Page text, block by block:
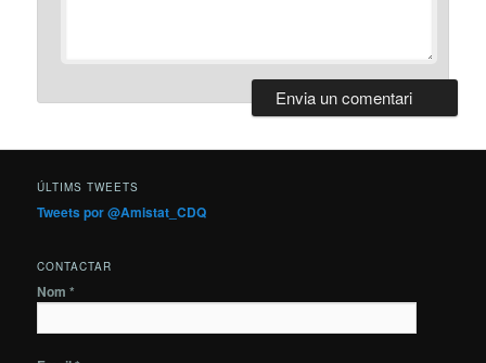
ÚLTIMS TWEETS
Tweets por @Amistat_CDQ
CONTACTAR
Nom *